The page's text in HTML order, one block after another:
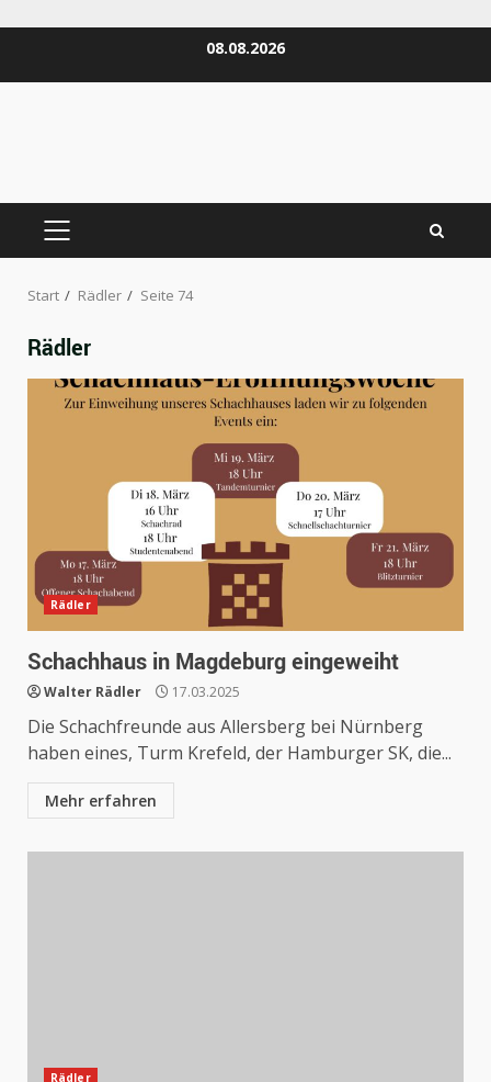
08.08.2026
PRIMÄRES
Start Rädler Seite 74
Rädler
Rädler
Schachhaus in Magdeburg eingeweiht
Walter Rädler 17.03.2025
Die Schachfreunde aus Allersberg bei Nürnberg
haben eines, Turm Krefeld, der Hamburger SK, die...
Mehr erfahren
Rädler